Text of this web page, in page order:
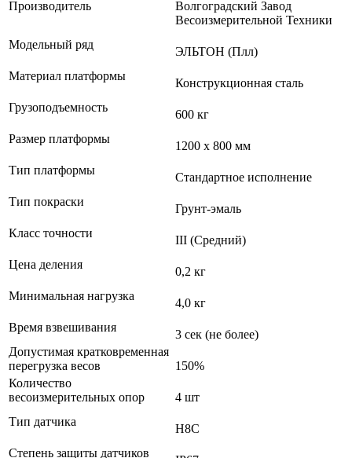
Производитель
Волгоградский Завод
Весоизмерительной Техники
Модельный ряд
ЭЛЬТОН (Плл)
Материал платформы
Конструкционная сталь
Грузоподъемность
600 кг
Размер платформы
1200 х 800 мм
Тип платформы
Стандартное исполнение
Тип покраски
Грунт-эмаль
Класс точности
III (Средний)
Цена деления
0,2 кг
Минимальная нагрузка
4,0 кг
Время взвешивания
3 сек (не более)
Допустимая кратковременная
перегрузка весов
150%
Количество
весоизмерительных опор
4 шт
Тип датчика
H8C
Степень защиты датчиков